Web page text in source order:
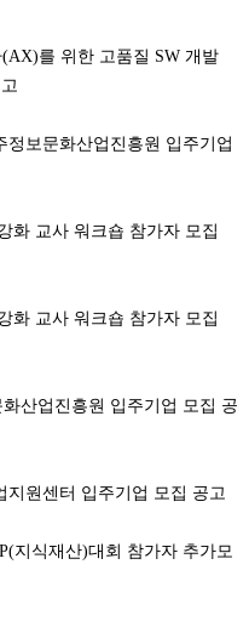
를 위한 고품질 SW 개발
정보문화산업진흥원 입주기업
화 교사 워크숍 참가자 모집
화 교사 워크숍 참가자 모집
산업진흥원 입주기업 모집 공
지원센터 입주기업 모집 공고
지식재산)대회 참가자 추가모